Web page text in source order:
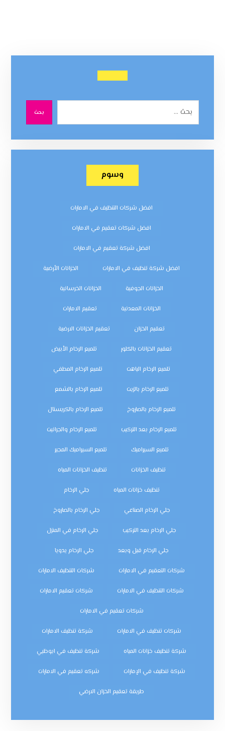
بحث
وسوم
افضل شركات التنظيف في الامارات
افضل شركات تعقيم في الامارات
افضل شركة تعقيم في الامارات
افضل شركة تنظيف في الامارات الخزانات الأرضية
الخزانات الجوفية الخزانات الخرسانية
الخزانات المعدنية تعقيم الامارات
تعقيم الخزان تعقيم الخزانات الارضية
تعقيم الخزانات بالكلور تلميع الرخام الأبيض
تلميع الرخام الباهت تلميع الرخام المطفي
تلميع الرخام بالزيت تلميع الرخام بالشمع
تلميع الرخام بالصاروخ تلميع الرخام بالكريستال
تلميع الرخام بعد التركيب تلميع الرخام والجرانيت
تلميع السيراميك تلميع السيراميك المجير
تنظيف الخزانات تنظيف الخزانات المياه
تنظيف خزانات المياه جلي الرخام
جلي الرخام الصناعي جلي الرخام بالصاروخ
جلي الرخام بعد التركيب جلي الرخام في المنزل
جلي الرخام قبل وبعد جلي الرخام يدويا
شركات التعقيم في الامارات شركات التنظيف الامارات
شركات التنظيف في الامارات شركات تعقيم الامارات
شركات تعقيم في الامارات
شركات تنظيف في الامارات شركة تنظيف الامارات
شركة تنظيف خزانات المياه شركة تنظيف في ابوظبي
شركة تنظيف في الإمارات شركه تعقيم في الامارات
طريقة تعقيم الخزان الارضي